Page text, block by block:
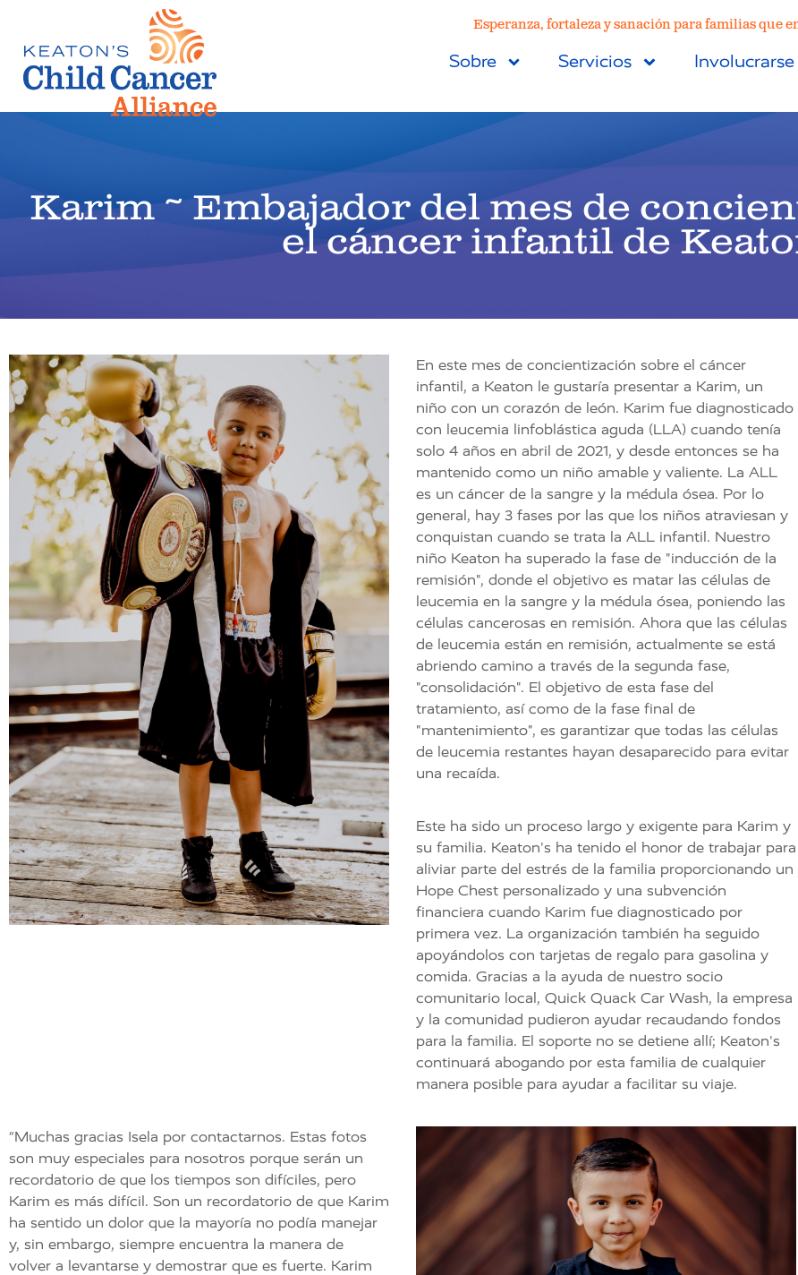
Esperanza, fortaleza y sanación para familias que
Sobre Servicios Involucrarse
Karim ~ Embajador del mes de
el cáncer infantil de
En este mes de concientización sobre el cáncer
infantil, a Keaton le gustaría presentar a Karim, un
niño con un corazón de león. Karim fue diagnosticado
con leucemia linfoblástica aguda (LLA) cuando tenía
solo 4 años en abril de 2021, y desde entonces se ha
mantenido como un niño amable y valiente. La ALL
es un cáncer de la sangre y la médula ósea. Por lo
general, hay 3 fases por las que los niños atraviesan y
conquistan cuando se trata la ALL infantil. Nuestro
niño Keaton ha superado la fase de "inducción de la
remisión", donde el objetivo es matar las células de
leucemia en la sangre y la médula ósea, poniendo las
células cancerosas en remisión. Ahora que las células
de leucemia están en remisión, actualmente se está
abriendo camino a través de la segunda fase,
"consolidación". El objetivo de esta fase del
tratamiento, así como de la fase final de
"mantenimiento", es garantizar que todas las células
de leucemia restantes hayan desaparecido para evitar
una recaída.
Este ha sido un proceso largo y exigente para Karim y
su familia. Keaton's ha tenido el honor de trabajar para
aliviar parte del estrés de la familia proporcionando un
Hope Chest personalizado y una subvención
financiera cuando Karim fue diagnosticado por
primera vez. La organización también ha seguido
apoyándolos con tarjetas de regalo para gasolina y
comida. Gracias a la ayuda de nuestro socio
comunitario local, Quick Quack Car Wash, la empresa
y la comunidad pudieron ayudar recaudando fondos
para la familia. El soporte no se detiene allí; Keaton's
continuará abogando por esta familia de cualquier
manera posible para ayudar a facilitar su viaje.
“Muchas gracias Isela por contactarnos. Estas fotos
son muy especiales para nosotros porque serán un
recordatorio de que los tiempos son difíciles, pero
Karim es más difícil. Son un recordatorio de que Karim
ha sentido un dolor que la mayoría no podía manejar
y, sin embargo, siempre encuentra la manera de
volver a levantarse y demostrar que es fuerte. Karim